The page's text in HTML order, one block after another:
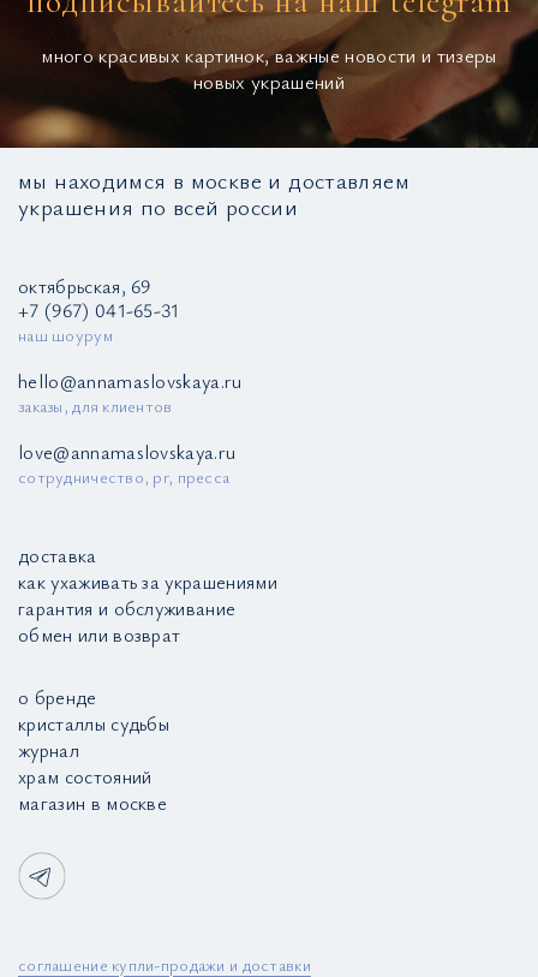
много красивых картинок, важные новости и тизеры
новых украшений
мы находимся в москве и доставляем
украшения по всей россии
октябрьская, 69
+7 (967) 041-65-31
наш шоурум
hello@annamaslovskaya.ru
заказы, для клиентов
love@annamaslovskaya.ru
сотрудничество, pr, пресса
доставка
как ухаживать за украшениями
гарантия и обслуживание
обмен или возврат
о бренде
кристаллы судьбы
журнал
храм состояний
магазин в москве
соглашение купли-продажи и доставки